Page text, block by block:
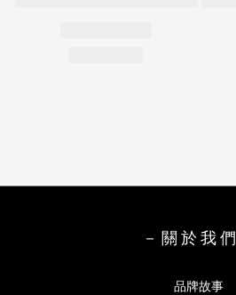
－ 關 於 我
品牌故事